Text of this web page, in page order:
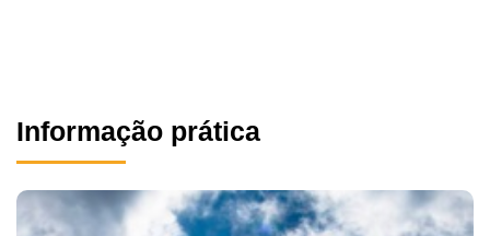
Informação prática